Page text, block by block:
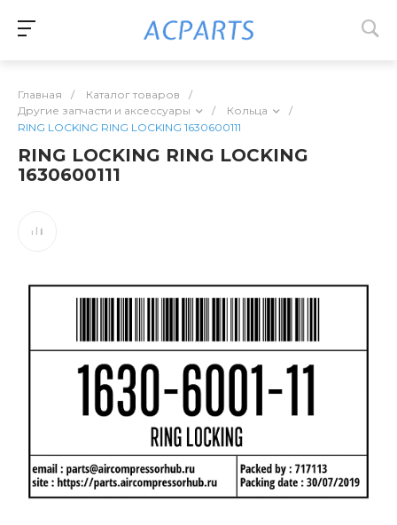
Главная / Каталог товаров
/
Другие запчасти и аксессуары
/ Кольца
/
RING LOCKING RING LOCKING 1630600111
RING LOCKING RING LOCKING
1630600111